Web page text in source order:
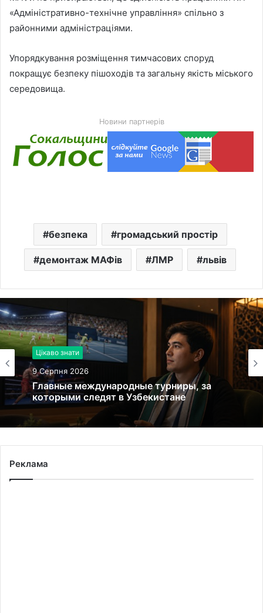
«Адміністративно-технічне управління» спільно з
районними адміністраціями.
Упорядкування розміщення тимчасових споруд
покращує безпеку пішоходів та загальну якість міського
середовища.
Новини партнерів
безпека громадський простір
демонтаж МАФів ЛМР львів
Цікаво знати
9 Серпня 2026
Главные международные турниры, за
которыми следят в Узбекистане
Реклама